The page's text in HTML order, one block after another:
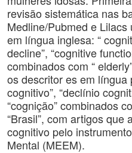
revisão sistemática nas
Medline/Pubmed e
em língua inglesa: “
decline”, “cognitive
combinados com “
os descritor es em língua
cognitivo”, “declínio
“cognição” combinados
“Brasil”, com artigos que
cognitivo pelo
Mental (MEEM).